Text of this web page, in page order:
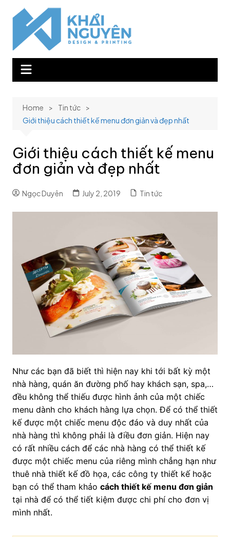
Home
Tin tức
Giới thiệu cách thiết kế menu đơn giản và đẹp nhất
Giới thiệu cách thiết kế menu
đơn giản và đẹp nhất
Ngọc Duyên July 2, 2019 Tin tức
Như các bạn đã biết thì hiện nay khi tới bất kỳ một
nhà hàng, quán ăn đường phố hay khách sạn, spa,…
đều không thể thiếu được hình ảnh của một chiếc
menu dành cho khách hàng lựa chọn. Để có thể thiết
kế được một chiếc menu độc đáo và duy nhất của
nhà hàng thì không phải là điều đơn giản. Hiện nay
có rất nhiều cách để các nhà hàng có thể thiết kế
được một chiếc menu của riêng mình chẳng hạn như
thuê nhà thiết kế đồ họa, các công ty thiết kế hoặc
bạn có thể tham khảo cách thiết kế menu đơn giản
tại nhà để có thể tiết kiệm được chi phí cho đơn vị
mình nhất.